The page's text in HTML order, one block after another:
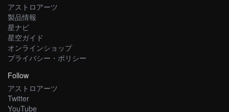
アストロアーツ
製品情報
星ナビ
星空ガイド
オンラインショップ
プライバシー・ポリシー
Follow
アストロアーツ
Twitter
YouTube